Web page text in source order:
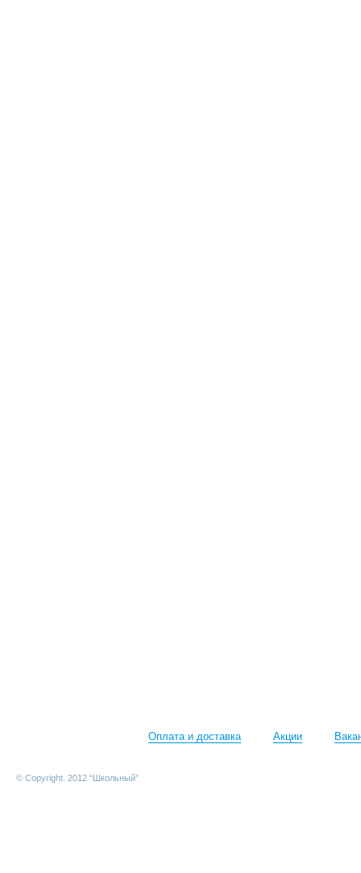
Оплата и доставка Акции
© Copyright. 2012 “Школьный”